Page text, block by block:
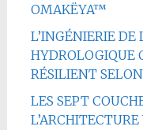
OMAKËYA™
L’INGÉNIERIE DE
HYDROLOGIQUE
RÉSILIENT
LES SEPT